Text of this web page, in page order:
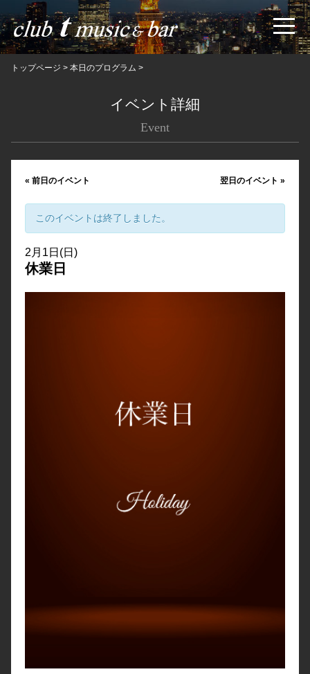
トップページ > 本日のプログラム >
イベント詳細
Event
« 前日のイベント 翌日のイベント»
このイベントは終了しました。
2月1日(日)
休業日